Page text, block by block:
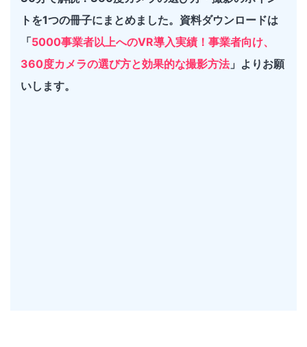
トを1つの冊子にまとめました。資料ダウンロードは
「5000事業者以上へのVR導入実績！事業者向け、
360度カメラの選び方と効果的な撮影方法」よりお願
いします。